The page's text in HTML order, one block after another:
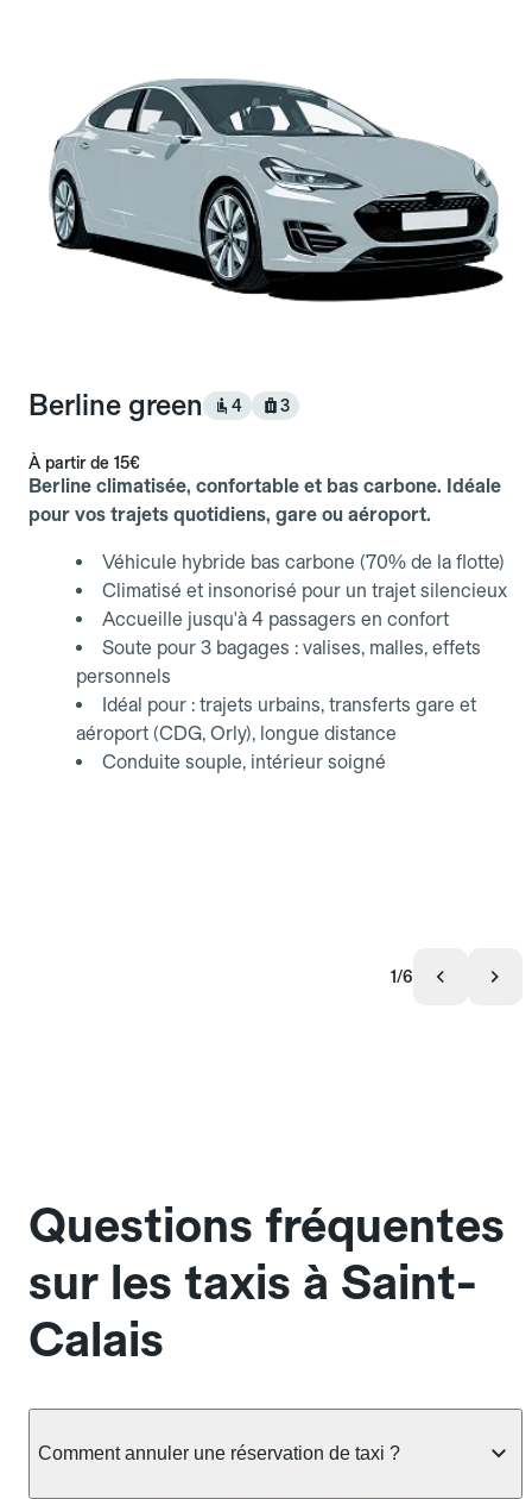
Berline green 4 3
À partir de 15€
Berline climatisée, confortable et bas carbone. Idéale
pour vos trajets quotidiens, gare ou aéroport.
Véhicule hybride bas carbone (70% de la flotte)
Climatisé et insonorisé pour un trajet silencieux
Accueille jusqu'à 4 passagers en confort
Soute pour 3 bagages : valises, malles, effets
personnels
Idéal pour : trajets urbains, transferts gare et
aéroport (CDG, Orly), longue distance
Conduite souple, intérieur soigné
1/6
Questions fréquentes
sur les taxis à Saint-
Calais
Comment annuler une réservation de taxi ?